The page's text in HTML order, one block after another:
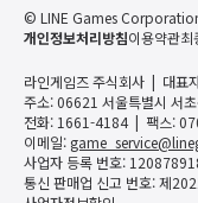
© LINE Games
개인정보처리방침이용약관최
라인게임즈 주식회사
대표
주소: 06621 서울특별시 서
전화: 1661-4184
팩스:
이메일:
사업자 등록 번호:
통신 판매업 신고 번호: 제